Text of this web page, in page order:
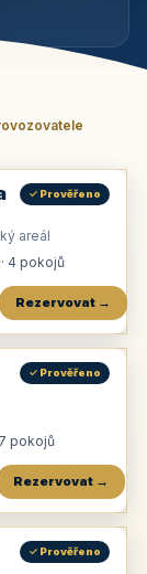
✓ Prověřeno
areál
4 pokojů
Rezervovat →
✓ Prověřeno
pokojů
Rezervovat →
✓ Prověřeno